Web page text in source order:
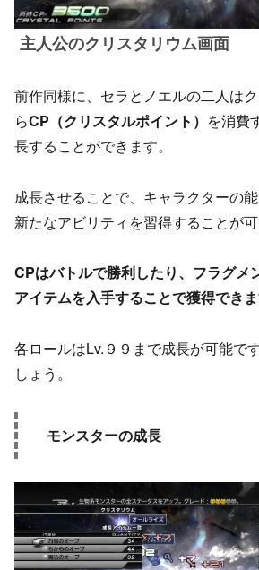
主人公のクリスタリウム画面
前作同様に、セラとノエルの二人は
らCP（クリスタルポイント） を消費
長することができます。
成長させることで、キャラクターの能
新たなアビリティを習得することが可
CPはバトルで勝利したり、フラグメ
アイテムを入手することで獲得でき
各ロールはLv.９９まで成長が可能で
しょう。
モンスターの成長